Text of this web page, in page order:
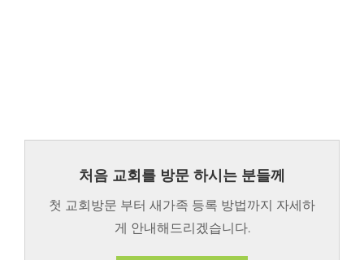
처음 교회를 방문 하시는 분들께
첫 교회방문 부터 새가족 등록 방법까지 자세하
게 안내해드리겠습니다.